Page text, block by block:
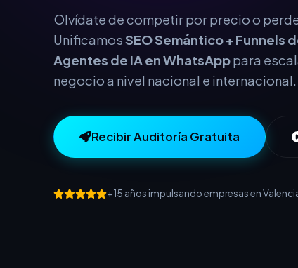
este año.
Olvídate de competir por precio o
UnificamosSEO Semántico + Funnels
negocio a nivel nacional e internacional.